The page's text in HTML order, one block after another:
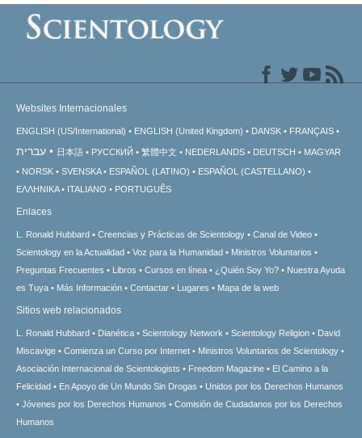
Websites Internacionales
ENGLISH (US/International) ENGLISH (United Kingdom) DANSK FRANÇAIS
עברית 日本語 РУССКИЙ 繁體中文 NEDERLANDS DEUTSCH
MAGYAR
NORSK
SVENSKA ESPAÑOL (LATINO)
ESPAÑOL (CASTELLANO)
ΕΛΛΗΝΙΚA
ITALIANO PORTUGUÊS
Enlaces
L. Ronald Hubbard Creencias y Prácticas de Scientology
Canal de Video
Scientology en la Actualidad
Voz para la Humanidad
Ministros Voluntarios
Preguntas Frecuentes
Libros Cursos en línea ¿Quién Soy Yo?
Nuestra Ayuda
es Tuya
Más Información Contactar Lugares Mapa de la web
Sitios web relacionados
L. Ronald Hubbard Dianética Scientology Network Scientology Religion
David
Miscavige
Comienza un Curso por Internet
Ministros Voluntarios de Scientology
Asociación Internacional de Scientologists
Freedom Magazine
El Camino a la
Felicidad
En Apoyo de Un Mundo Sin Drogas
Unidos por los Derechos Humanos
Jóvenes por los Derechos Humanos
Comisión de Ciudadanos por los Derechos
Humanos